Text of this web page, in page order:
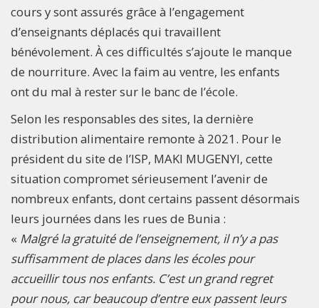
cours y sont assurés grâce à l’engagement
d’enseignants déplacés qui travaillent
bénévolement. À ces difficultés s’ajoute le manque
de nourriture. Avec la faim au ventre, les enfants
ont du mal à rester sur le banc de l’école.
Selon les responsables des sites, la dernière
distribution alimentaire remonte à 2021. Pour le
président du site de l’ISP, MAKI MUGENYI, cette
situation compromet sérieusement l’avenir de
nombreux enfants, dont certains passent désormais
leurs journées dans les rues de Bunia :
« Malgré la gratuité de l’enseignement, il n’y a pas
suffisamment de places dans les écoles pour
accueillir tous nos enfants. C’est un grand regret
pour nous, car beaucoup d’entre eux passent leurs